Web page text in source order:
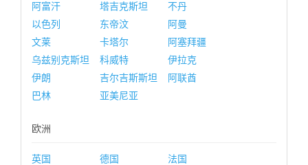
阿富汗
塔吉克斯坦
不丹
以色列
东帝汶
阿曼
文莱
卡塔尔
阿塞拜疆
乌兹别克斯坦
科威特
伊拉克
伊朗
吉尔吉斯斯坦
阿联酋
巴林
亚美尼亚
欧洲
英国 德国
法国